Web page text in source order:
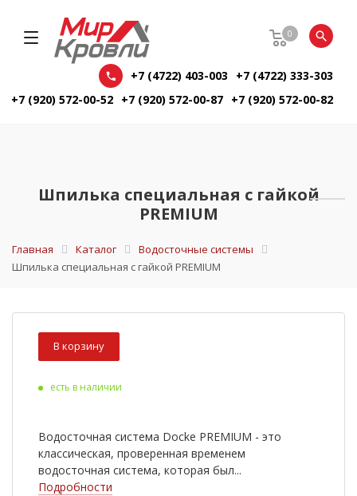
0
+7 (4722) 403-003
+7 (4722) 333-303
+7 (920) 572-00-52 +7 (920) 572-00-87 +7 (920) 572-00-82
Шпилька специальная с гайкой
PREMIUM
Главная Каталог
Водосточные системы
Шпилька специальная с гайкой PREMIUM
В корзину
есть в наличии
Водосточная система Docke PREMIUM - это
классическая, проверенная временем
водосточная система, которая был...
Подробности